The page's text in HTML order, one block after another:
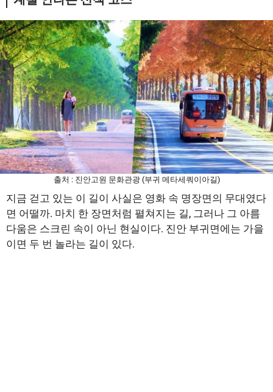
출처 : 진안고원 문화관광 (부귀 메타세쿼이아길)
지금 걷고 있는 이 길이 사실은 영화 속 명장면의 무대였다
면 어떨까. 마치 한 장면처럼 펼쳐지는 길, 그러나 그 아름
다움은 스크린 속이 아닌 현실이다. 진안 부귀면에는 가을
이면 두 번 놀라는 길이 있다.